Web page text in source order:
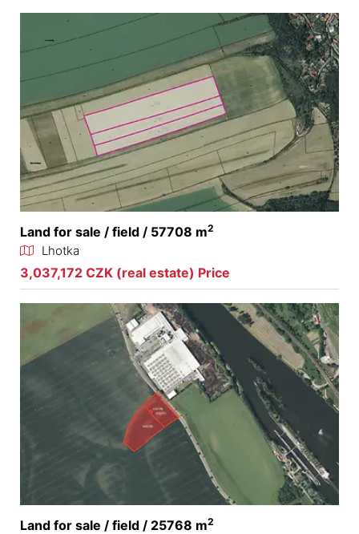
Land for sale / field / 57708 m2
Lhotka
3,037,172 CZK (real estate) Price
Land for sale / field / 25768 m2